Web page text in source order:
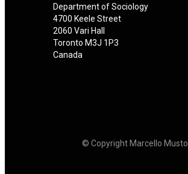
Department of Sociology
4700 Keele Street
2060 Vari Hall
Toronto M3J 1P3
Canada
© Copyright Marcello Musto